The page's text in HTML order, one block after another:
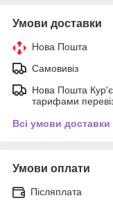
Умови доставки
Нова Пошта
Самовивіз
Нова Пошта
тарифами
Всі умови доставки
Умови оплати
Післяплата